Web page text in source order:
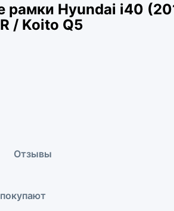
рамки Hyundai i40
/ Koito Q5
Отзывы